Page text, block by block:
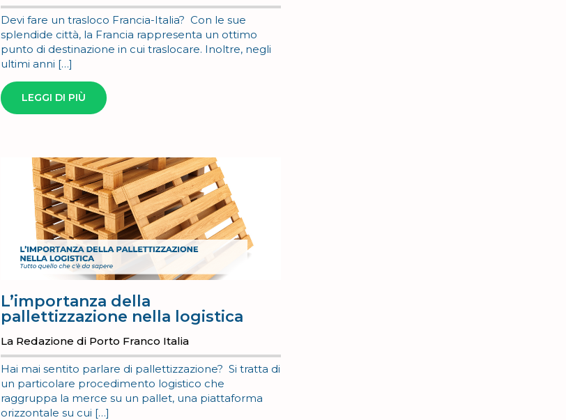
Devi fare un trasloco Francia-Italia? Con le sue
splendide città, la Francia rappresenta un ottimo
punto di destinazione in cui traslocare. Inoltre, negli
ultimi anni […]
LEGGI DI PIÙ
L’importanza della
pallettizzazione nella logistica
La Redazione di Porto Franco Italia
Hai mai sentito parlare di pallettizzazione? Si tratta di
un particolare procedimento logistico che
raggruppa la merce su un pallet, una piattaforma
orizzontale su cui […]